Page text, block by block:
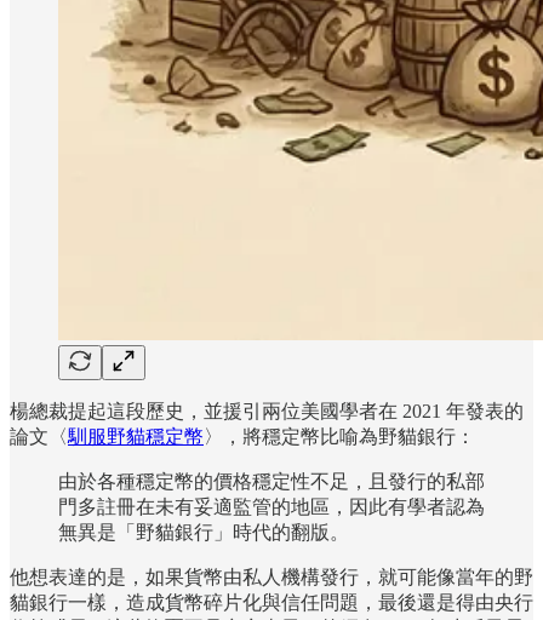
楊總裁提起這段歷史，並援引兩位美國學者在 2021 年發表的
論文〈馴服野貓穩定幣〉，將穩定幣比喻為野貓銀行：
由於各種穩定幣的價格穩定性不足，且發行的私部
門多註冊在未有妥適監管的地區，因此有學者認為
無異是「野貓銀行」時代的翻版。
他想表達的是，如果貨幣由私人機構發行，就可能像當年的野
貓銀行一樣，造成貨幣碎片化與信任問題，最後還是得由央行